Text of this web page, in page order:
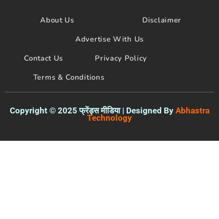
o
e
About Us
Disclaimer
Advertise With Us
Contact Us
Privacy Policy
Terms & Conditions
Copyright © 2025 फ्रेंड्स मीडिया | Designed By Abhastra
Technology